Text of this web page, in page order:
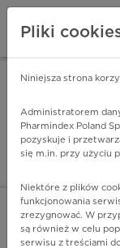
G54.7 - Zespół
Więcej na
Pliki
Niniejsza strona
Administratorem
Pharmindex Poland
pozyskuje i
się m.in. przy użyciu
Niektóre z plików
funkcjonowania
zrezygnować. W
są również w celu
serwisu z treściami
ZA